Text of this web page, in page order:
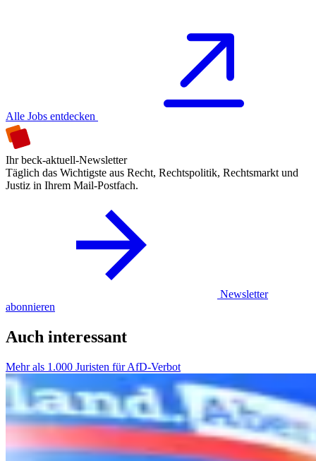
Alle Jobs entdecken
Ihr beck-aktuell-Newsletter
Täglich das Wichtigste aus Recht, Rechtspolitik, Rechtsmarkt und
Justiz in Ihrem Mail-Postfach.
Newsletter
abonnieren
Auch interessant
Mehr als 1.000 Juristen für AfD-Verbot